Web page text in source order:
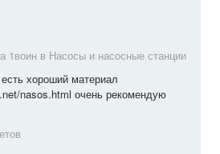
1воин в Насосы и насосные станции
хороший материал
nasos.html очень рекомендую